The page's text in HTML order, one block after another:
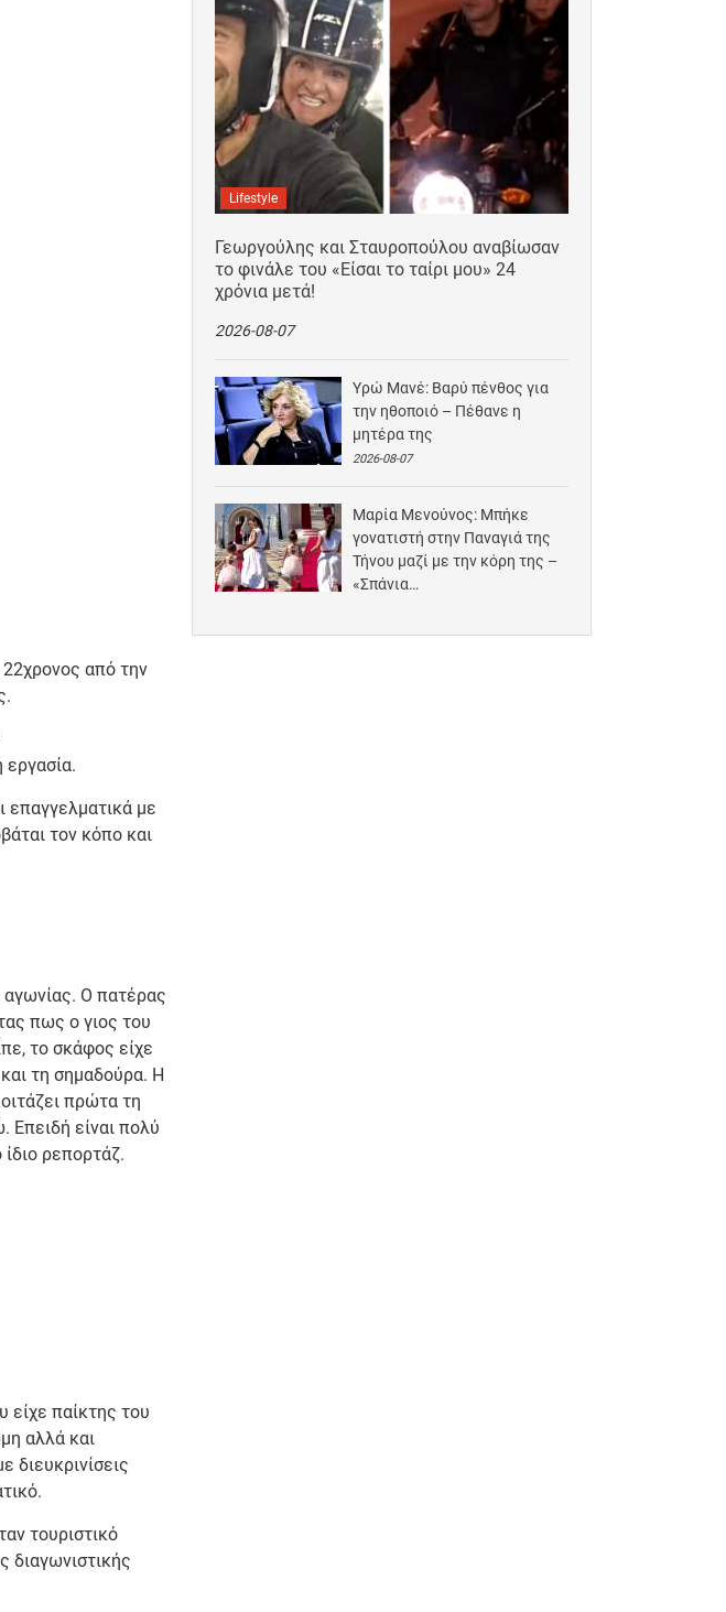
από την
εργασία.
επαγγελματικά με
τον κόπο και
Ο πατέρας
πως ο γιος του
το σκάφος είχε
τη σημαδούρα. Η
πρώτα τη
Επειδή είναι πολύ
ρεπορτάζ.
είχε παίκτης του
αλλά και
διευκρινίσεις
τουριστικό
διαγωνιστικής
Lifestyle
Γεωργούλης και Σταυροπούλου αναβίωσαν
το φινάλε του «Είσαι το ταίρι μου» 24
χρόνια μετά!
2026-08-07
Υρώ Μανέ: Βαρύ πένθος για
την ηθοποιό – Πέθανε η
μητέρα της
2026-08-07
Μαρία Μενούνος: Μπήκε
γονατιστή στην Παναγιά της
Τήνου μαζί με την κόρη της –
«Σπάνια…